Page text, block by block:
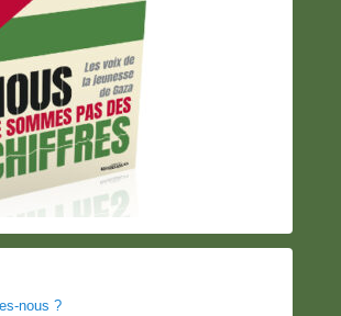
nous ?